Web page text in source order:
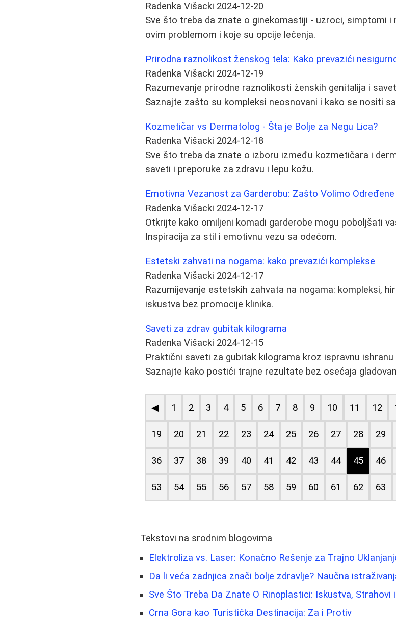
Radenka Višacki 2024-12-20
Sve što treba da znate o ginekomastiji - uzroci, simptomi i
ovim problemom i koje su opcije lečenja.
Prirodna raznolikost ženskog tela: Kako prevazići
Radenka Višacki 2024-12-19
Razumevanje prirodne raznolikosti ženskih genitalija i
Saznajte zašto su kompleksi neosnovani i kako se nositi
Kozmetičar vs Dermatolog - Šta je Bolje za Negu Lica?
Radenka Višacki 2024-12-18
Sve što treba da znate o izboru između kozmetičara i
saveti i preporuke za zdravu i lepu kožu.
Emotivna Vezanost za Garderobu: Zašto Volimo
Radenka Višacki 2024-12-17
Otkrijte kako omiljeni komadi garderobe mogu poboljšati
Inspiracija za stil i emotivnu vezu sa odećom.
Estetski zahvati na nogama: kako prevazići komplekse
Radenka Višacki 2024-12-17
Razumijevanje estetskih zahvata na nogama: kompleksi,
iskustva bez promocije klinika.
Saveti za zdrav gubitak kilograma
Radenka Višacki 2024-12-15
Praktični saveti za gubitak kilograma kroz ispravnu
Saznajte kako postići trajne rezultate bez osećaja
◀ 1 2 3 4 5 6 7 8 9 10 11 12
19 20 21 22 23 24 25 26 27 28 29
36 37 38 39 40 41 42 43 44 45 46
53 54 55 56 57 58 59 60 61 62 63
Tekstovi na srodnim blogovima
Elektroliza vs. Laser: Konačno Rešenje za Trajno
Da li veća zadnjica znači bolje zdravlje? Naučna
Sve Što Treba Da Znate O Rinoplastici: Iskustva, Strahovi
Crna Gora kao Turistička Destinacija: Za i Protiv